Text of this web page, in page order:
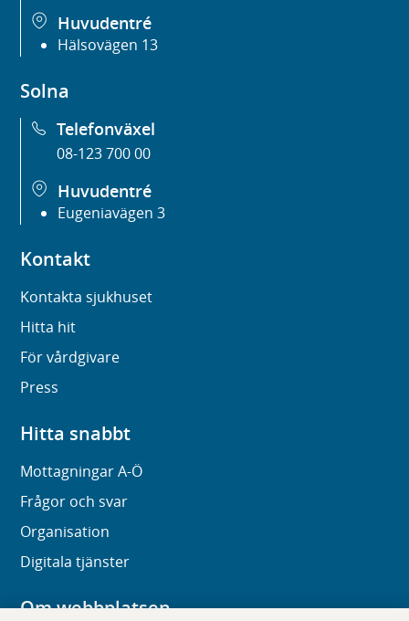
Huvudentré
Hälsovägen 13
Solna
Telefonväxel
08-123 700 00
Huvudentré
Eugeniavägen 3
Kontakt
Kontakta sjukhuset
Hitta hit
För vårdgivare
Press
Hitta snabbt
Mottagningar A-Ö
Frågor och svar
Organisation
Digitala tjänster
Om webbplatsen